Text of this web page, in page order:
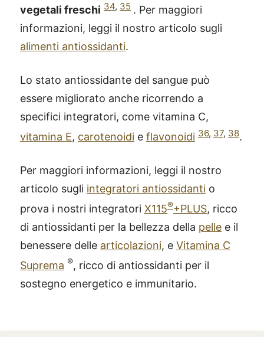
vegetali freschi 34, 35 . Per maggiori
informazioni, leggi il nostro articolo sugli
alimenti antiossidanti.
Lo stato antiossidante del sangue può
essere migliorato anche ricorrendo a
specifici integratori, come vitamina C,
vitamina E, carotenoidi e flavonoidi 36, 37, 38.
Per maggiori informazioni, leggi il nostro
articolo sugli integratori antiossidanti o
prova i nostri integratori X115®+PLUS, ricco
di antiossidanti per la bellezza della pelle e il
benessere delle articolazioni, e Vitamina C
Suprema ®, ricco di antiossidanti per il
sostegno energetico e immunitario.